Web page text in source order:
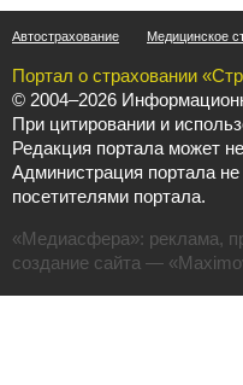
Автострахование Медицинское
Портал о страховании
© 2004–2026
При цитировании и
Редакция портала может
Администрация портала
посетителями портала.
«Медиасфера»: реклама,
создание сайта —